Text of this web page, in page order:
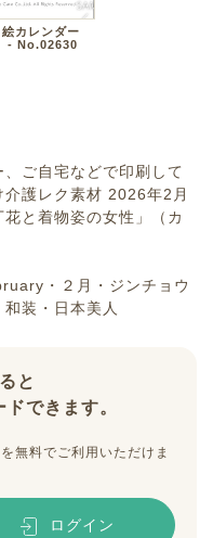
カレンダー
- No.02630
ご自宅などで印刷して
護レク素材 2026年2月
と着物姿の女性」（カ
・２月・ジンチョウ
装・日本美人
と
できます。
無料でご利用いただけま
ログイン